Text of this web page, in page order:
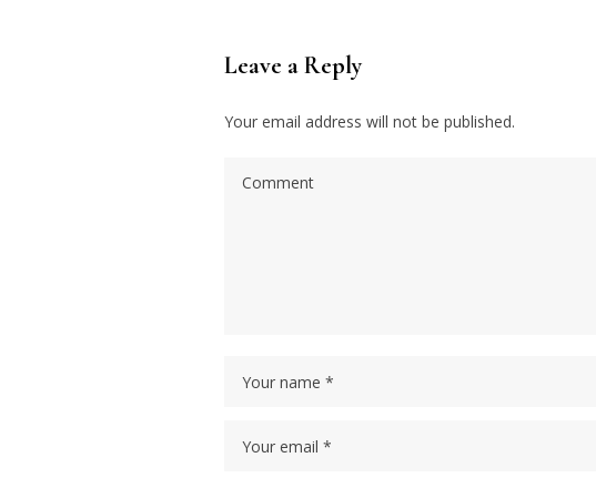
Leave a Reply
Your email address will not be published.